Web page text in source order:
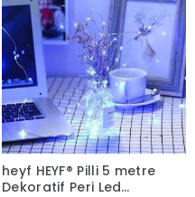
heyf HEYF® Pilli 5 metre
Dekoratif Peri Led